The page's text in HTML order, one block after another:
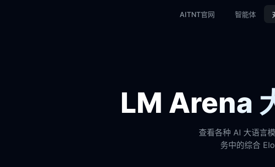
AITNT官网 智能体
LM Arena
查看各种 AI 大语言
务中的综合